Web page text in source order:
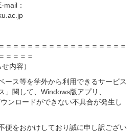
：
＝＝＝＝＝＝＝＝＝＝＝＝＝＝＝＝＝
＝＝＝＝
内容）
ース等を学外から利用できるサービス
」関して、Windows版アプリ、
ンロードができない不具合が発生し
便をおかけしており誠に申し訳ござい